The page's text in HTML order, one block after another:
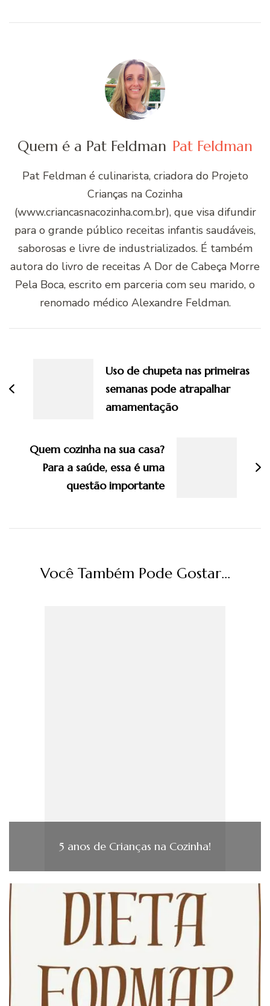
Quem é a Pat Feldman Pat Feldman
Pat Feldman é culinarista, criadora do Projeto
Crianças na Cozinha
(www.criancasnacozinha.com.br), que visa difundir
para o grande público receitas infantis saudáveis,
saborosas e livre de industrializados. É também
autora do livro de receitas A Dor de Cabeça Morre
Pela Boca, escrito em parceria com seu marido, o
renomado médico Alexandre Feldman.
Uso de chupeta nas primeiras
semanas pode atrapalhar
amamentação
Quem cozinha na sua casa?
Para a saúde, essa é uma
questão importante
Você Também Pode Gostar...
5 anos de Crianças na Cozinha!